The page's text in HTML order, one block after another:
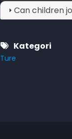
Can children
Kategori
Ture